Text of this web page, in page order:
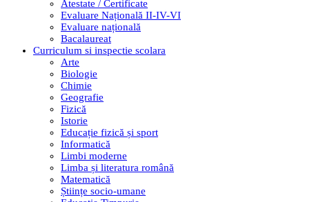
Atestate / Certificate
Evaluare Națională II-IV-VI
Evaluare națională
Bacalaureat
Curriculum si inspectie scolara
Arte
Biologie
Chimie
Geografie
Fizică
Istorie
Educație fizică și sport
Informatică
Limbi moderne
Limba și literatura română
Matematică
Științe socio-umane